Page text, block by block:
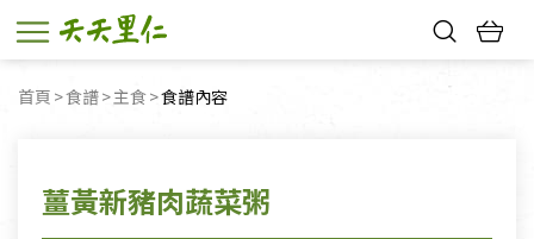
首頁 食譜 主食 目前頁面：
食譜內容
薑黃新豬肉蔬菜粥